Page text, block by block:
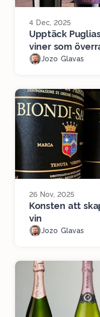
4 Dec, 2025
Upptäck
viner som
Jozo Glavas
26 Nov, 2025
Konsten att
vin
Jozo Glavas